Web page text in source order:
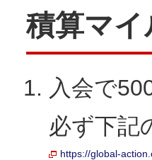
積算マイ
入会で
必ず下記
https://global-